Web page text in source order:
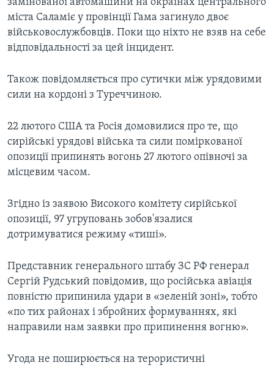
замінованої автомашини на окраїнах центрального
міста Саламіє у провінції Гама загинуло двоє
військовослужбовців. Поки що ніхто не взяв на себе
відповідальності за цей інцидент.
Також повідомляється про сутички між урядовими
сили на кордоні з Туреччиною.
22 лютого США та Росія домовилися про те, що
сирійські урядові війська та сили поміркованої
опозиції припинять вогонь 27 лютого опівночі за
місцевим часом.
Згідно із заявою Високого комітету сирійської
опозиції, 97 угруповань зобов'язалися
дотримуватися режиму «тиші».
Представник генерального штабу ЗС РФ генерал
Сергій Рудський повідомив, що російська авіація
повністю припинила удари в «зеленій зоні», тобто
«по тих районах і збройних формуваннях, які
направили нам заявки про припинення вогню».
Угода не поширюється на терористичні